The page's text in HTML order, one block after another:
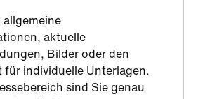
allgemeine
aktuelle
Bilder oder den
für individuelle Unterlagen.
sind Sie genau